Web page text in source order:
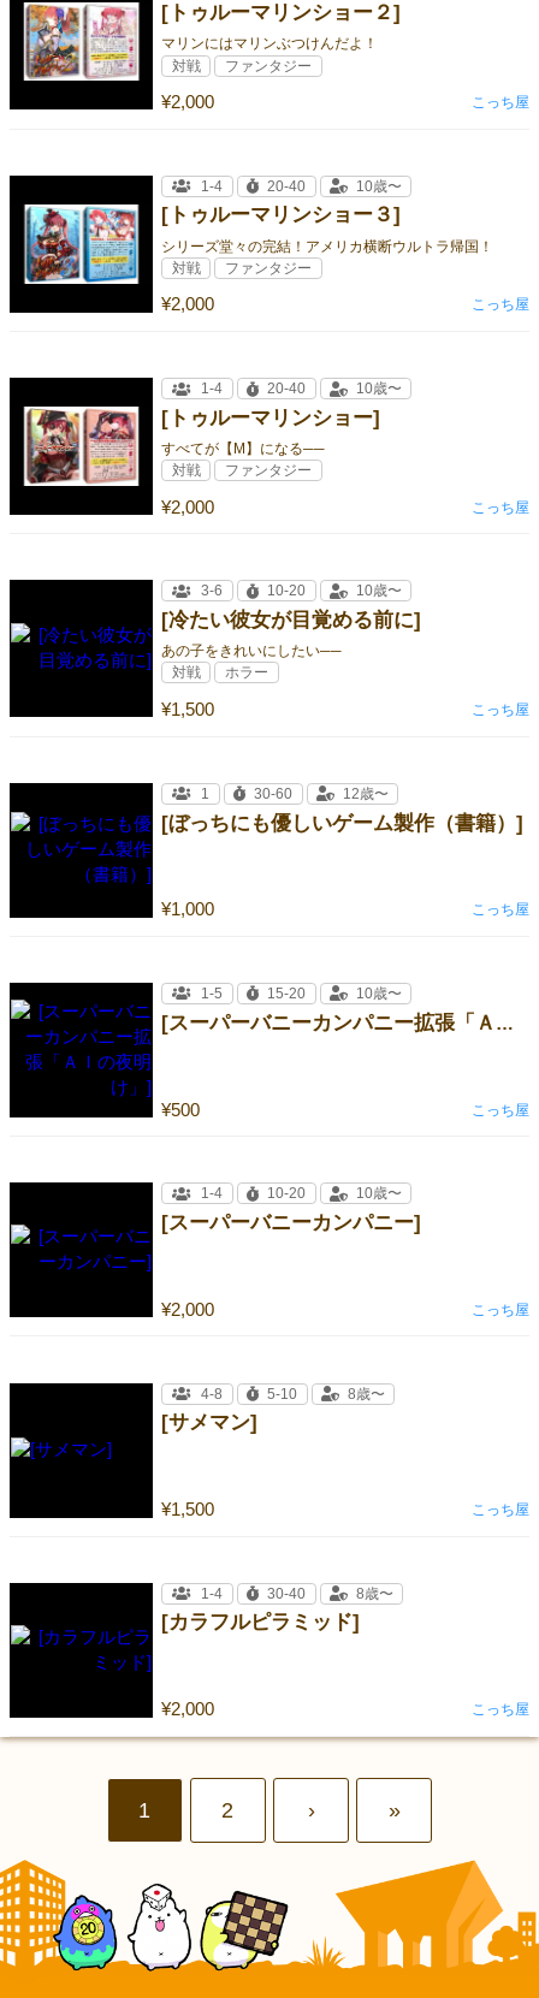
[トゥルーマリンショー２]
マリンにはマリンぶつけんだよ！
¥2,000
対戦 ファンタジー
こっち屋
[トゥルーマリンショー３]
シリーズ堂々の完結！アメリカ横断ウルトラ帰国！
¥2,000
1-4 20-40 10歳〜
対戦 ファンタジー
こっち屋
[トゥルーマリンショー]
すべてが【M】になる──
¥2,000
1-4 20-40 10歳〜
対戦 ファンタジー
こっち屋
[冷たい彼女が目覚める前に]
あの子をきれいにしたい──
¥1,500
3-6 10-20 10歳〜
対戦 ホラー
こっち屋
[ぼっちにも優しいゲーム製作（書籍）]
¥1,000
1 30-60 12歳〜
こっち屋
[スーパーバニーカンパニー拡張「ＡＩの夜明け」]
¥500
1-5 15-20 10歳〜
こっち屋
[スーパーバニーカンパニー]
¥2,000
1-4 10-20 10歳〜
こっち屋
[サメマン]
¥1,500
4-8 5-10 8歳〜
こっち屋
[カラフルピラミッド]
¥2,000
1-4 30-40 8歳〜
こっち屋
1 2 › »